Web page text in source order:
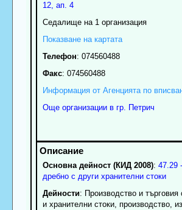
12, ап. 4
Седалище на 1 организация
Показване на картата
Телефон: 074560488
Факс: 074560488
Информация от Агенцията по
Още организации в гр. Петрич
Основна дейност (КИД 2008): 47.29
дребно с други хранителни стоки
Дейности: Производство и
и хранителни стоки, производство,